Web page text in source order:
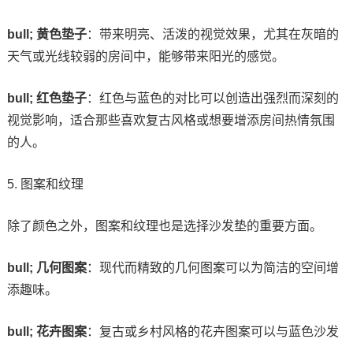
bull; 黄色垫子：带来明亮、活泼的视觉效果，尤其在灰暗的
天气或光线较弱的房间中，能够带来阳光的感觉。
bull; 红色垫子：红色与蓝色的对比可以创造出强烈而深刻的
视觉影响，适合那些喜欢复古风格或想要增添房间热情氛围
的人。
5. 图案和纹理
除了颜色之外，图案和纹理也是选择沙发垫的重要方面。
bull; 几何图案：现代而精致的几何图案可以为简洁的空间增
添趣味。
bull; 花卉图案：复古或乡村风格的花卉图案可以与蓝色沙发